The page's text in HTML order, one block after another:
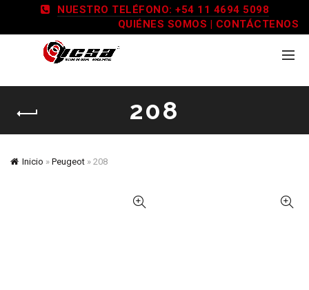
NUESTRO TELÉFONO: +54 11 4694 5098
QUIÉNES SOMOS | CONTÁCTENOS
208
Inicio » Peugeot » 208